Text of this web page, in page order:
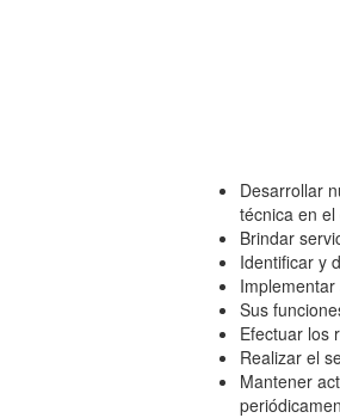
Desarrollar
técnica en
Brindar
Identificar y
Sus
Efectuar los
Realizar el
Mantener